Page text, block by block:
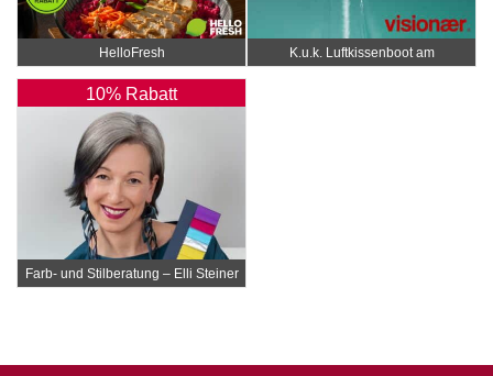
HelloFresh
K.u.k. Luftkissenboot am
Wörthersee
10% Rabatt
Farb- und Stilberatung – Elli Steiner